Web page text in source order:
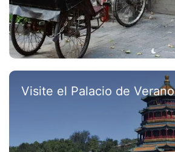
Visite el Palacio de Verano